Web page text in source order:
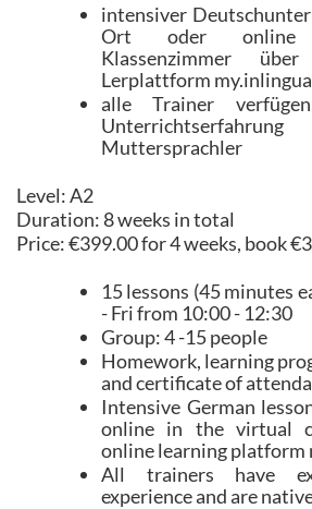
intensiver
Ort oder online
Klassenzimmer
Lerplattform my.inlingua
alle Trainer
Muttersprachler
Level: A2
Duration: 8 weeks in total
Price: €399.00 for 4 weeks, book
15 lessons (45 minutes
- Fri from 10:00 - 12:30
Group: 4 -15 people
Homework, learning
and certificate of
Intensive German
online in the virtual
online learning platform
All trainers have
experience and are